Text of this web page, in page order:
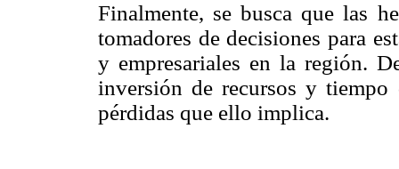
Finalmente, se busca que las
tomadores de decisiones para
y empresariales en la región.
inversión de recursos y tiempo
pérdidas que ello implica.